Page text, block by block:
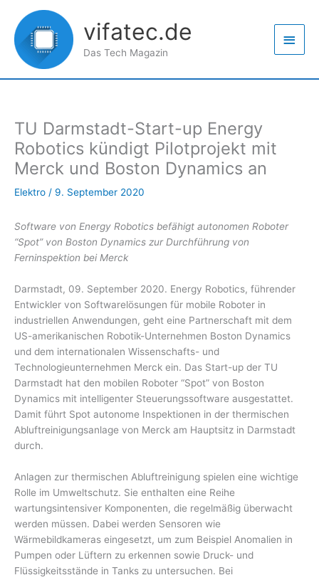
Inhalt
springen
vifatec.de
Das Tech Magazin
TU Darmstadt-Start-up Energy
Robotics kündigt Pilotprojekt mit
Merck und Boston Dynamics an
Elektro / 9. September 2020
Software von Energy Robotics befähigt autonomen Roboter
“Spot” von Boston Dynamics zur Durchführung von
Ferninspektion bei Merck
Darmstadt, 09. September 2020. Energy Robotics, führender
Entwickler von Softwarelösungen für mobile Roboter in
industriellen Anwendungen, geht eine Partnerschaft mit dem
US-amerikanischen Robotik-Unternehmen Boston Dynamics
und dem internationalen Wissenschafts- und
Technologieunternehmen Merck ein. Das Start-up der TU
Darmstadt hat den mobilen Roboter “Spot” von Boston
Dynamics mit intelligenter Steuerungssoftware ausgestattet.
Damit führt Spot autonome Inspektionen in der thermischen
Abluftreinigungsanlage von Merck am Hauptsitz in Darmstadt
durch.
Anlagen zur thermischen Abluftreinigung spielen eine wichtige
Rolle im Umweltschutz. Sie enthalten eine Reihe
wartungsintensiver Komponenten, die regelmäßig überwacht
werden müssen. Dabei werden Sensoren wie
Wärmebildkameras eingesetzt, um zum Beispiel Anomalien in
Pumpen oder Lüftern zu erkennen sowie Druck- und
Flüssigkeitsstände in Tanks zu untersuchen. Bei